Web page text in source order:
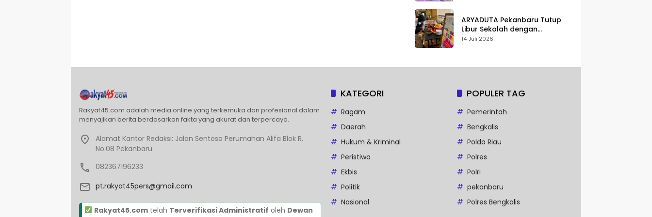
ARYADUTA Pekanbaru Tutup
Libur Sekolah dengan
Pengalaman Staycation
14 Juli 2026
Rakyat45.com adalah media online yang terkemuka dan profesional dalam
menyajikan berita berdasarkan fakta yang akurat dan terpercaya.
Alamat Kantor Redaksi: Jalan Sentosa Perumahan Alifa Blok R.
No.08 Pekanbaru
082367196233
pt.rakyat45pers@gmail.com
Rakyat45.comtelah Terverifikasi Administratif oleh Dewan
KATEGORI
Ragam
Daerah
Hukum & Kriminal
Peristiwa
Ekbis
Politik
Nasional
POPULER TAG
Pemerintah
Bengkalis
Polda Riau
Polres
Polri
pekanbaru
Polres Bengkalis